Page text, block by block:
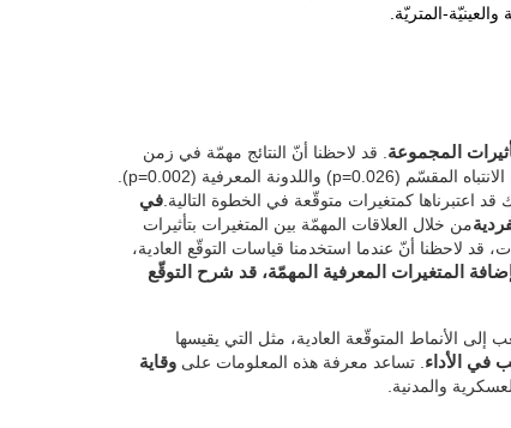
المتريّة.
المجموعة . قد لاحظنا أنّ النتائج مهمّة في زمن
الكمون (p=0.009)، الذاكرة قصيرة المدى (p=0.023)، الانتباه المقسّم (p=0.026) واللدونة المعرفية (p=0.002).
اعتبرناها كمتغيرات متوقّعة في الخطوة التالية. في
من خلال العلاقات المهمّة بين المتغيرات بتأثيرات
قد لاحظنا أنّ عندما استخدمنا قياسات التوقّع العادية،
المتغيرات المعرفية المهمّة، قد شرح التوقّع
إلى الأنماط المتوقّعة العادية، مثل التي يقيسها
في الأداء . تساعد معرفة هذه المعلومات على وقاية
والمدنية.